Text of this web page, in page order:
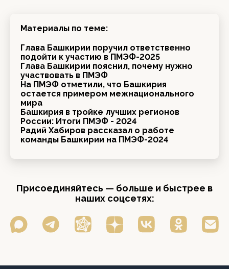
Материалы по теме:
Глава Башкирии поручил ответственно
подойти к участию в ПМЭФ-2025
Глава Башкирии пояснил, почему нужно
участвовать в ПМЭФ
На ПМЭФ отметили, что Башкирия
остается примером межнационального
мира
Башкирия в тройке лучших регионов
России: Итоги ПМЭФ - 2024
Радий Хабиров рассказал о работе
команды Башкирии на ПМЭФ-2024
Присоединяйтесь — больше и быстрее в
наших соцсетях: